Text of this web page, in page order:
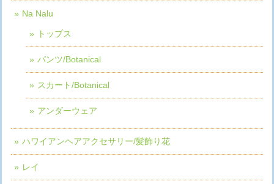
Na Nalu
トップス
パンツ/Botanical
スカート/Botanical
アンダーウェア
ハワイアンヘアアクセサリー/髪飾り花
レイ